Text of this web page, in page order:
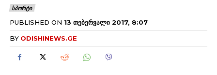
ᲡᲞᲝᲠᲢᲘ
PUBLISHED ON 13 ᲗᲔᲑᲔᲠᲕᲐᲚᲘ 2017, 8:07
BY ODISHINEWS.GE